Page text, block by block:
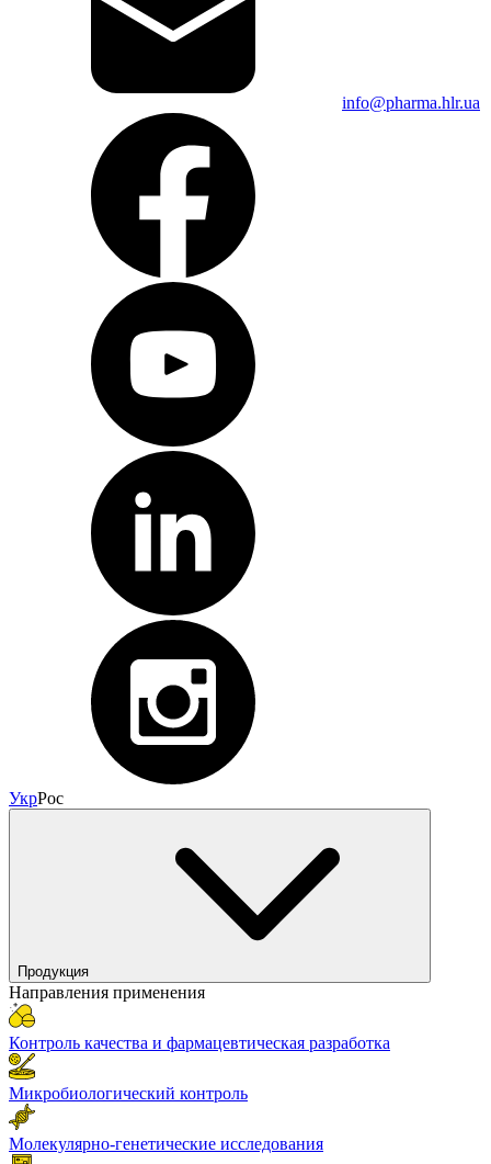
info@pharma.hlr.ua
УкрРос
Продукция
Направления применения
Контроль качества и фармацевтическая разработка
Микробиологический контроль
Молекулярно-генетические исследования